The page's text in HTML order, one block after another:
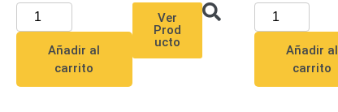
Añadir al
carrito
Ver
Prod
ucto
Añadir al
carrito